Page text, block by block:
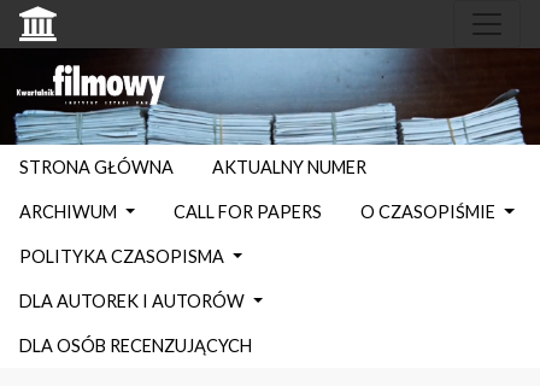
STRONA GŁÓWNA AKTUALNY NUMER
ARCHIWUM CALL FOR PAPERS O CZASOPIŚMIE
POLITYKA CZASOPISMA
DLA AUTOREK I AUTORÓW
DLA OSÓB RECENZUJĄCYCH